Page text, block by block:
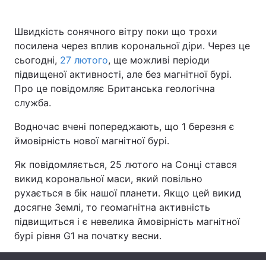
Головна Війна
Україна Політика
Економіка
Спорт Наука
Техно і зв'язок Лайт
Зброя Інциденти
Здоров'я
Цікавинки Погода
Екологія Регіони
Швидкість сонячного вітру поки що трохи
посилена через вплив корональної діри. Через це
сьогодні, 27 лютого, ще можливі періоди
підвищеної активності, але без магнітної бурі.
Про це повідомляє Британська геологічна
служба.
Водночас вчені попереджають, що 1 березня є
ймовірність нової магнітної бурі.
Як повідомляється, 25 лютого на Сонці стався
викид корональної маси, який повільно
рухається в бік нашої планети. Якщо цей викид
досягне Землі, то геомагнітна активність
підвищиться і є невелика ймовірність магнітної
бурі рівня G1 на початку весни.